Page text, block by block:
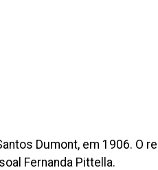
Dumont, em 1906. O
Fernanda Pittella.